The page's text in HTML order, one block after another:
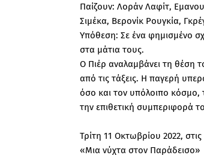
Παίζουν: Λοράν Λαφίτ,
Σιμέκα, Βερονίκ Ρουγκία,
Υπόθεση: Σε ένα φημισμένο
στα μάτια τους.
Ο Πιέρ αναλαμβάνει τη θέση
από τις τάξεις. Η παγερή
όσο και τον υπόλοιπο κόσμο,
την επιθετική συμπεριφορά
Τρίτη 11 Οκτωβρίου 2022,
«Μια νύχτα στον Παράδεισο»